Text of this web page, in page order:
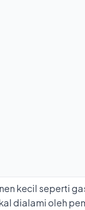
kecil seperti
dialami oleh